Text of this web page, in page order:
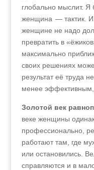
глобально мыслит. Я
женщина — тактик. И
женщине не надо
превратить в
максимально
своих решениях
результат её труда
менее эффективным,
Золотой век
веке женщины
профессионально,
работают там, где
или остановились.
справляются и в